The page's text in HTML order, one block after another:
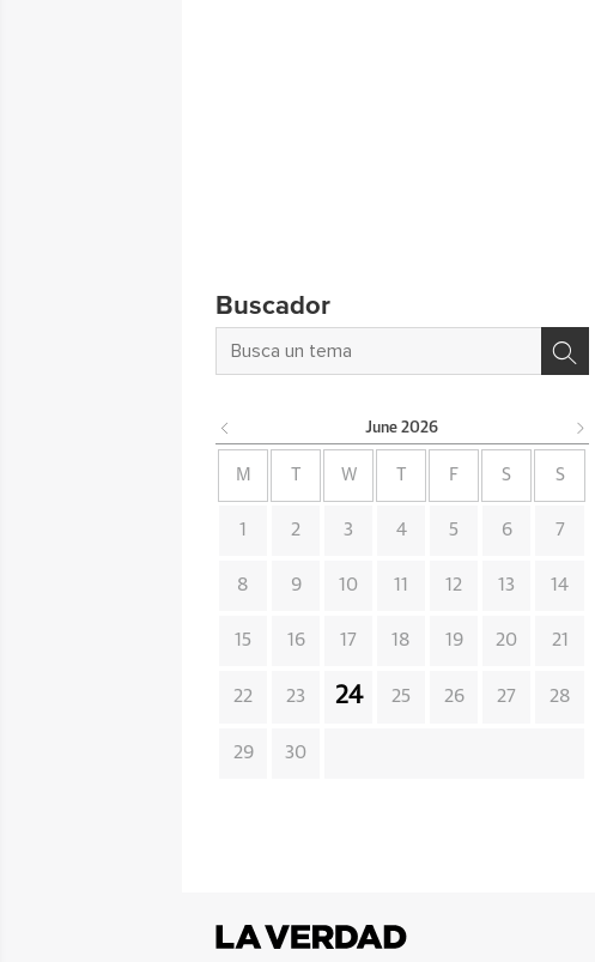
Buscador
June 2026
M W F S S
1 2 3 4 5 6 7
8 9 10 11 12 13 14
15 16 17 18 19 20 21
22 23 24 25 26 27 28
29 30